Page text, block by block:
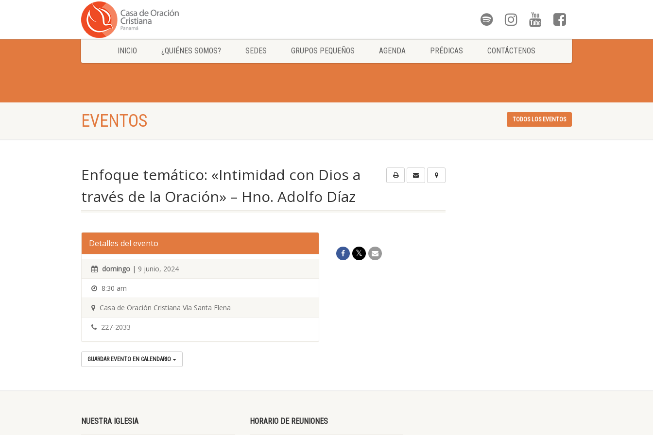
INICIO ¿QUIÉNES SOMOS? SEDES GRUPOS PEQUEÑOS AGENDA PRÉDICAS CONTÁCTENOS
EVENTOS TODOS LOS EVENTOS
Enfoque temático: «Intimidad con Dios a
través de la Oración» – Hno. Adolfo Díaz
Detalles del evento
domingo | 9 junio, 2024
8:30 am
Casa de Oración Cristiana Vía Santa Elena
227-2033
GUARDAR EVENTO EN CALENDARIO
NUESTRA IGLESIA HORARIO DE REUNIONES